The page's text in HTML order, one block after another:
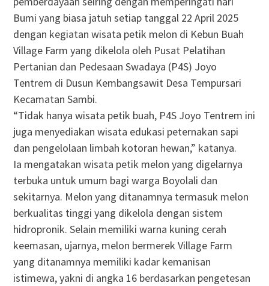
Bumi yang biasa jatuh setiap tanggal 22 April 2025
dengan kegiatan wisata petik melon di Kebun Buah
Village Farm yang dikelola oleh Pusat Pelatihan
Pertanian dan Pedesaan Swadaya (P4S) Joyo
Tentrem di Dusun Kembangsawit Desa Tempursari
Kecamatan Sambi.
“Tidak hanya wisata petik buah, P4S Joyo Tentrem ini
juga menyediakan wisata edukasi peternakan sapi
dan pengelolaan limbah kotoran hewan,” katanya.
Ia mengatakan wisata petik melon yang digelarnya
terbuka untuk umum bagi warga Boyolali dan
sekitarnya. Melon yang ditanamnya termasuk melon
berkualitas tinggi yang dikelola dengan sistem
hidropronik. Selain memiliki warna kuning cerah
keemasan, ujarnya, melon bermerek Village Farm
yang ditanamnya memiliki kadar kemanisan
istimewa, yakni di angka 16 berdasarkan pengetesan